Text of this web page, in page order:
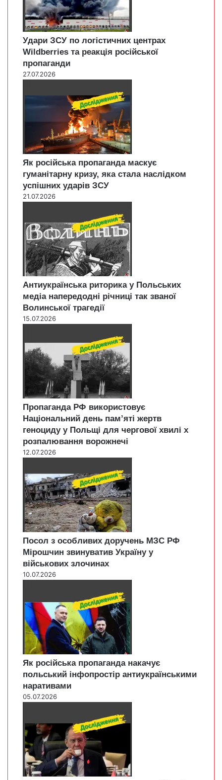
Удари ЗСУ по логістичних центрах
Wildberries та реакція російської
пропаганди
27.07.2026
Як російська пропаганда маскує
гуманітарну кризу, яка стала наслідком
успішних ударів ЗСУ
21.07.2026
Антиукраїнська риторика у Польських
медіа напередодні річниці так званої
Волинської трагедії
15.07.2026
Пропаганда РФ використовує
Національний день пам’яті жертв
геноциду у Польщі для чергової хвилі х
розпалювання ворожнечі
12.07.2026
Посол з особливих доручень МЗС РФ
Мірошчин звинуватив Україну у
військових злочинах
10.07.2026
Як російська пропаганда накачує
польський інфопростір антиукраїнськими
наративами
05.07.2026